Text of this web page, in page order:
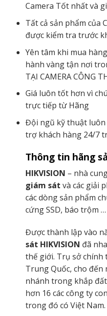
Camera Tốt nhất và
Tất cả sản phẩm của
được kiểm tra trước
Yên tâm khi mua
hành vàng tận nơi
TẠI CAMERA CÔNG
Giá luôn tốt hơn vì
trực tiếp từ Hãng
Đội ngũ kỹ thuật luôn
trợ khách hàng 24/7
Thông tin hãng
HIKVISION – nhà
giám sát và các giải
các dòng sản phẩm
cứng SSD, báo trộm …
Được thành lập vào
sát HIKVISION đã
thế giới. Trụ sở chính
Trung Quốc, cho đến
nhánh trong khắp
hơn 16 các công ty
trong đó có Việt Nam.